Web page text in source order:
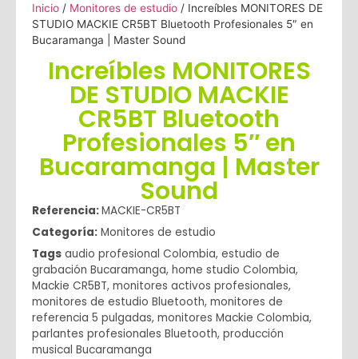
Inicio / Monitores de estudio / Increíbles MONITORES DE
STUDIO MACKIE CR5BT Bluetooth Profesionales 5″ en
Bucaramanga | Master Sound
Increíbles MONITORES
DE STUDIO MACKIE
CR5BT Bluetooth
Profesionales 5″ en
Bucaramanga | Master
Sound
Referencia:MACKIE-CR5BT
Categoría: Monitores de estudio
Tags audio profesional Colombia, estudio de
grabación Bucaramanga, home studio Colombia,
Mackie CR5BT, monitores activos profesionales,
monitores de estudio Bluetooth, monitores de
referencia 5 pulgadas, monitores Mackie Colombia,
parlantes profesionales Bluetooth, producción
musical Bucaramanga